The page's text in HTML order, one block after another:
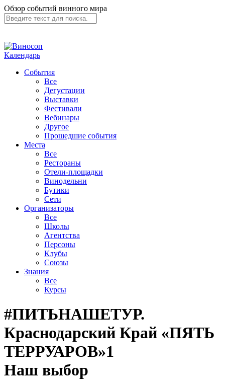
Обзор событий винного мира
Календарь
События
Все
Дегустации
Выставки
Фестивали
Вебинары
Другое
Прошедшие события
Места
Все
Рестораны
Отели-площадки
Винодельни
Бутики
Сети
Организаторы
Все
Школы
Агентства
Персоны
Клубы
Союзы
Знания
Все
Курсы
#ПИТЬНАШЕТУР.
Краснодарский Край «ПЯТЬ
ТЕРРУАРОВ»1
Наш выбор